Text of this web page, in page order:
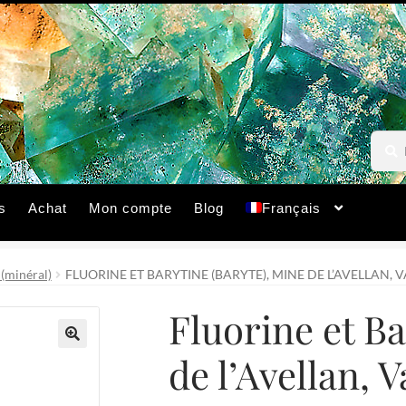
pour :
Achat Mon compte Blog Français
FLUORINE ET BARYTINE (BARYTE), MINE DE L’AVELLAN,
Fluorine et
de l’Avellan,